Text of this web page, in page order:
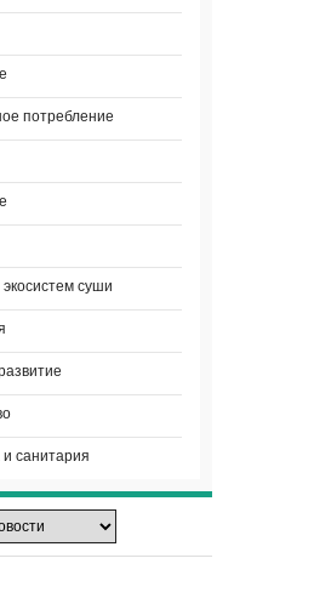
потребление
суши
санитария